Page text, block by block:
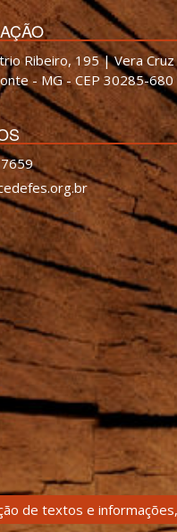
Ribeiro, 195 | Vera Cruz
- MG - CEP 30285-680
de textos e